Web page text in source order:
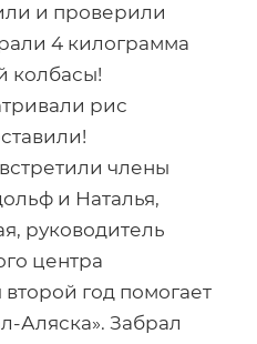
и проверили
4 килограмма
колбасы!
рис
члены
и Наталья,
руководитель
центра
второй год помогает
Аляска». Забрал